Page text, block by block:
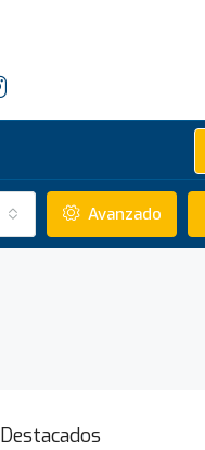
Avanzado
Destacados